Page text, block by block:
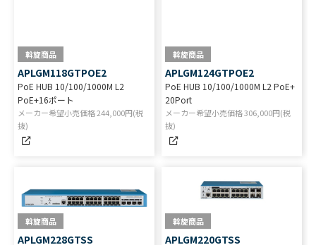
斡旋商品
APLGM118GTPOE2
PoE HUB 10/100/1000M L2
PoE+16ポート
メーカー希望小売価格244,000円(税
抜)
斡旋商品
APLGM124GTPOE2
PoE HUB 10/100/1000M L2 PoE+
20Port
メーカー希望小売価格306,000円(税
抜)
斡旋商品
APLGM228GTSS
斡旋商品
APLGM220GTSS